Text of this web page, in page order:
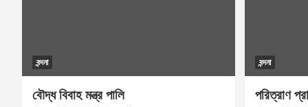
বন্দনা
বৌদ্ধ বিবাহ মন্ত্র পালি
বন্দনা
পরিত্রাণ